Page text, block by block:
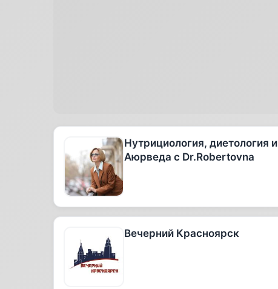
Нутрициология, диетология и
Аюрведа с Dr.Robertovna
Вечерний Красноярск